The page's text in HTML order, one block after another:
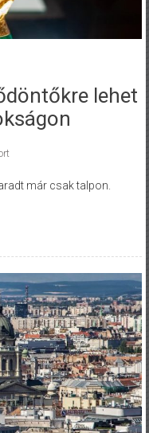
lehet
már csak talpon.